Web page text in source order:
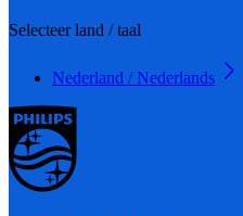
Selecteer land / taal
Nederland / Nederlands